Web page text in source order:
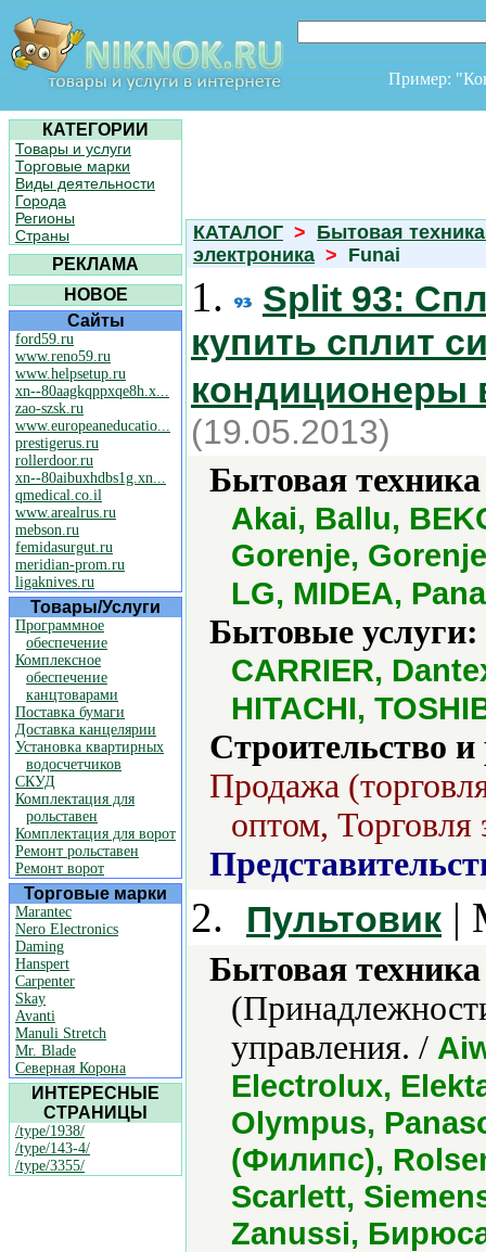
Пример:
КАТЕГОРИИ
Товары и услуги
Торговые марки
Виды деятельности
Города
Регионы
Страны
РЕКЛАМА
НОВОЕ
Сайты
ford59.ru
www.reno59.ru
www.helpsetup.ru
xn--80aagkqppxqe8h.x...
zao-szsk.ru
www.europeaneducatio...
prestigerus.ru
rollerdoor.ru
xn--80aibuxhdbs1g.xn...
qmedical.co.il
www.arealrus.ru
mebson.ru
femidasurgut.ru
meridian-prom.ru
ligaknives.ru
Товары/Услуги
Программное
обеспечение
Комплексное
обеспечение
канцтоварами
Поставка бумаги
Доставка канцелярии
Установка квартирных
водосчетчиков
СКУД
Комплектация для
рольставен
Комплектация для ворот
Ремонт рольставен
Ремонт ворот
Торговые марки
Marantec
Nero Electronics
Daming
Hanspert
Carpenter
Skay
Avanti
Manuli Stretch
Mr. Blade
Северная Корона
ИНТЕРЕСНЫЕ
СТРАНИЦЫ
/type/1938/
/type/143-4/
/type/3355/
КАТАЛОГ > Бытовая
электроника > Funai
1.
Split 93:
купить сплит
кондиционеры
(19.05.2013)
Бытовая
Akai, Ballu,
Gorenje,
LG, MIDEA,
Бытовые услуги:
CARRIER,
HITACHI,
Строительство
Продажа
оптом, Торговля
2. Пультовик |
Бытовая
управления. /
Electrolux,
Olympus,
(Филипс),
Scarlett,
Zanussi,